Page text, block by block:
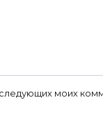
моих